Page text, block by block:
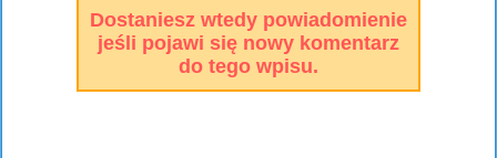
Dostaniesz wtedy powiadomienie
jeśli pojawi się nowy komentarz
do tego wpisu.